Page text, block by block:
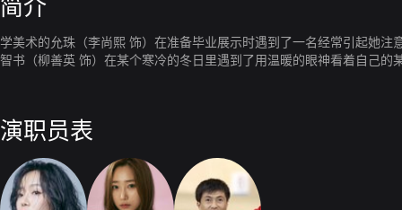
简介
学美术的允珠（李尚熙 饰）在准备毕业展示时遇到了一名经常引起她
智书（柳善英 饰）在某个寒冷的冬日里遇到了用温暖的眼神看着自己
演职员表